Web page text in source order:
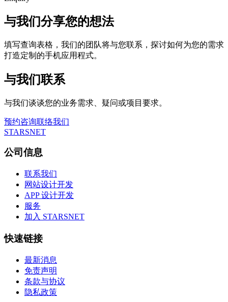
与我们分享您的想法
填写查询表格，我们的团队将与您联系，探讨如何为您的需求
打造定制的手机应用程式。
与我们联系
与我们谈谈您的业务需求、疑问或项目要求。
预约咨询联络我们
STARSNET
公司信息
联系我们
网站设计开发
APP 设计开发
服务
加入 STARSNET
快速链接
最新消息
免责声明
条款与协议
隐私政策